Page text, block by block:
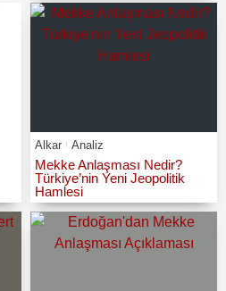
Alkar Analiz
Mekke Anlaşması Nedir?
Türkiye’nin Yeni Jeopolitik
Hamlesi